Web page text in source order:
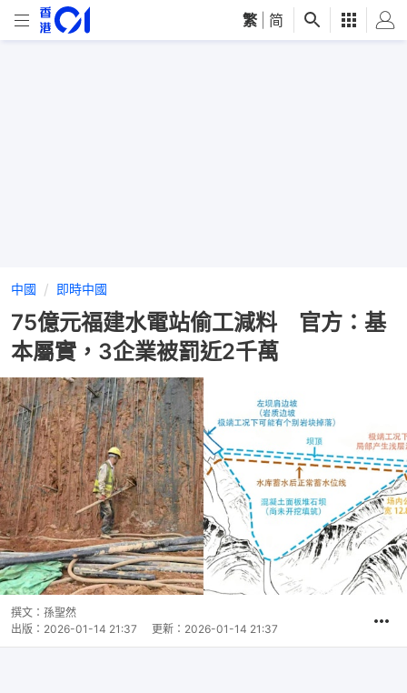
繁 简
中國 即時中國
75億元福建水電站偷工減料 官方：基
本屬實，3企業被罰近2千萬
撰文： 孫聖然
出版： 2026-01-14 21:37 更新： 2026-01-14 21:37